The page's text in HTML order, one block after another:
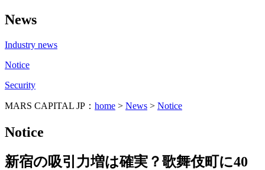
News
Industry news
Notice
Security
MARS CAPITAL JP： home > News > Notice
Notice
新宿の吸引力増は確実？歌舞伎町に40